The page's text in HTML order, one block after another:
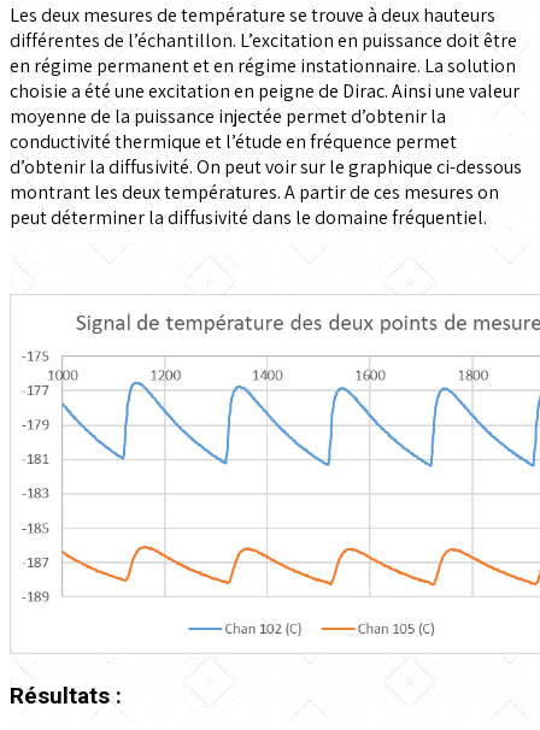
Les deux mesures de température se trouve à deux hauteurs
différentes de l’échantillon. L’excitation en puissance doit être
en régime permanent et en régime instationnaire. La solution
choisie a été une excitation en peigne de Dirac. Ainsi une valeur
moyenne de la puissance injectée permet d’obtenir la
conductivité thermique et l’étude en fréquence permet
d’obtenir la diffusivité. On peut voir sur le graphique ci-dessous
montrant les deux températures. A partir de ces mesures on
peut déterminer la diffusivité dans le domaine fréquentiel.
Résultats :